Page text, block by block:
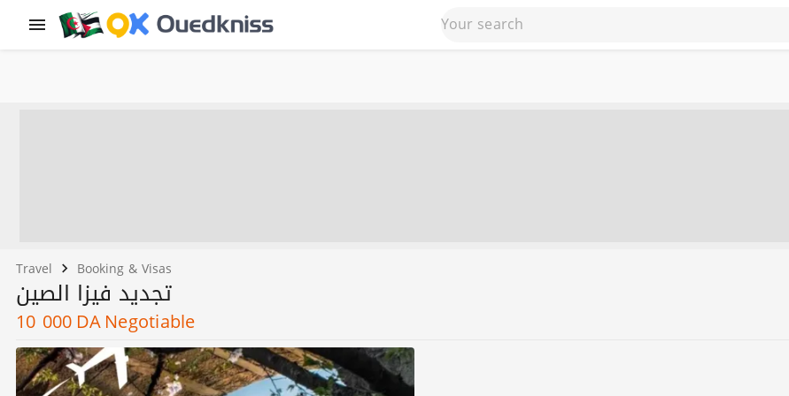
Travel Booking & Visas
تجديد فيزا الصين
10 000DANegotiable